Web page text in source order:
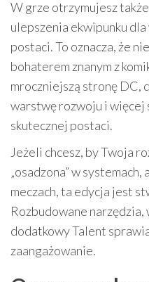
W grze otrzymujesz
ulepszenia ekwipunku
postaci. To oznacza, że
bohaterem znanym z
mroczniejszą stronę DC,
warstwę rozwoju i więcej
skutecznej postaci.
Jeżeli chcesz, by Twoja
„osadzona” w
meczach, ta edycja jest
Rozbudowane
dodatkowy Talent
zaangażowanie.